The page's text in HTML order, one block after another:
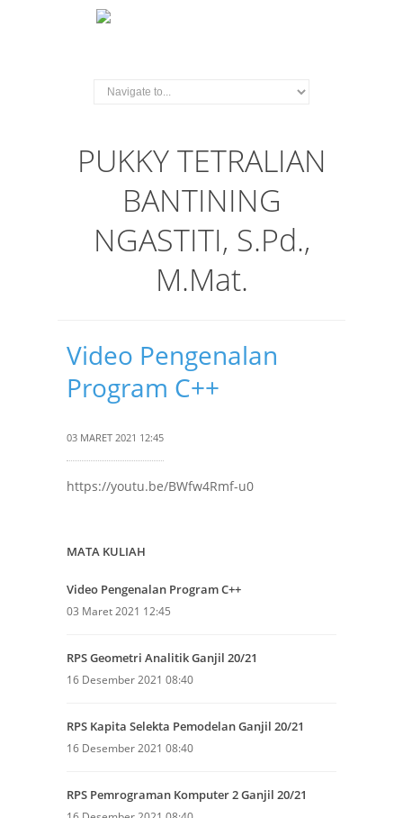
PUKKY TETRALIAN
BANTINING
NGASTITI, S.Pd.,
M.Mat.
Video Pengenalan
Program C++
03 MARET 2021 12:45
https://youtu.be/BWfw4Rmf-u0
MATA KULIAH
Video Pengenalan Program C++
03 Maret 2021 12:45
RPS Geometri Analitik Ganjil 20/21
16 Desember 2021 08:40
RPS Kapita Selekta Pemodelan Ganjil 20/21
16 Desember 2021 08:40
RPS Pemrograman Komputer 2 Ganjil 20/21